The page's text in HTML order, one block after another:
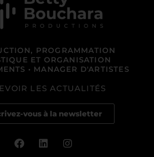
PROGRAMMATION
ET ORGANISATION
• MANAGER D'ARTISTES
LES ACTUALITÉS
vous à la newsletter